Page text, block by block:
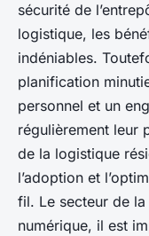
sécurité de
logistique, les
indéniables.
planification
personnel et un
régulièrement leur
de la logistique
l’adoption et
fil. Le secteur de la
numérique, il est